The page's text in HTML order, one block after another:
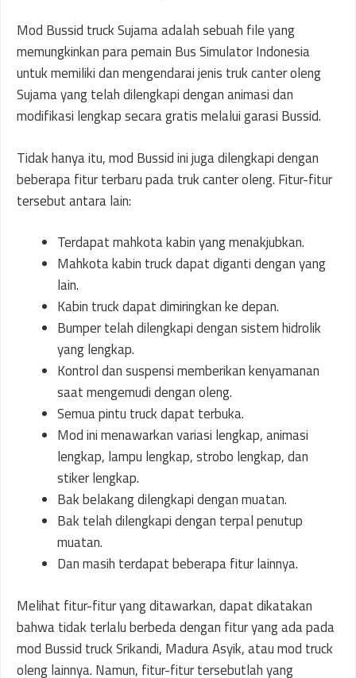
Mod Bussid truck Sujama adalah sebuah file yang
memungkinkan para pemain Bus Simulator Indonesia
untuk memiliki dan mengendarai jenis truk canter oleng
Sujama yang telah dilengkapi dengan animasi dan
modifikasi lengkap secara gratis melalui garasi Bussid.
Tidak hanya itu, mod Bussid ini juga dilengkapi dengan
beberapa fitur terbaru pada truk canter oleng. Fitur-fitur
tersebut antara lain:
Terdapat mahkota kabin yang menakjubkan.
Mahkota kabin truck dapat diganti dengan yang
lain.
Kabin truck dapat dimiringkan ke depan.
Bumper telah dilengkapi dengan sistem hidrolik
yang lengkap.
Kontrol dan suspensi memberikan kenyamanan
saat mengemudi dengan oleng.
Semua pintu truck dapat terbuka.
Mod ini menawarkan variasi lengkap, animasi
lengkap, lampu lengkap, strobo lengkap, dan
stiker lengkap.
Bak belakang dilengkapi dengan muatan.
Bak telah dilengkapi dengan terpal penutup
muatan.
Dan masih terdapat beberapa fitur lainnya.
Melihat fitur-fitur yang ditawarkan, dapat dikatakan
bahwa tidak terlalu berbeda dengan fitur yang ada pada
mod Bussid truck Srikandi, Madura Asyik, atau mod truck
oleng lainnya. Namun, fitur-fitur tersebutlah yang